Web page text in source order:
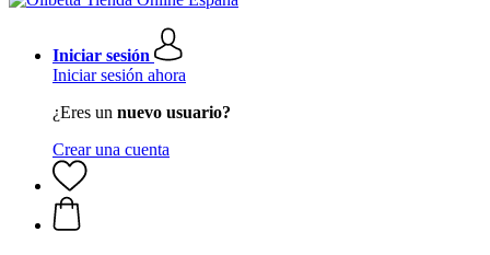
Iniciar sesión
Iniciar sesión ahora
¿Eres un nuevo usuario?
Crear una cuenta